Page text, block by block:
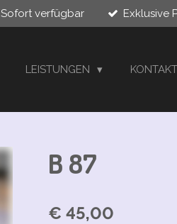
Sofort verfügbar Exklusive
LEISTUNGEN KONTAKT
B 87
€ 45,00